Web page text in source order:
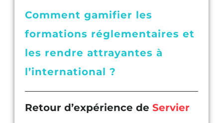
Comment gamifier les
formations réglementaires et
les rendre attrayantes à
l’international ?
Retour d’expérience deServier